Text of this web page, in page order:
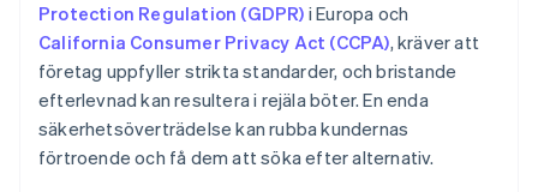
Protection Regulation (GDPR) i Europa och
California Consumer Privacy Act (CCPA), kräver att
företag uppfyller strikta standarder, och bristande
efterlevnad kan resultera i rejäla böter. En enda
säkerhetsöverträdelse kan rubba kundernas
förtroende och få dem att söka efter alternativ.